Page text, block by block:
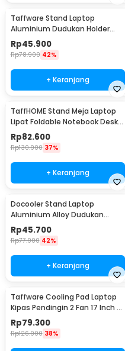
Taffware Stand Laptop
Aluminium Dudukan Holder
Foldable Portable - IV012
Rp45.900
Rp78.900 42%
+ Keranjang
TaffHOME Stand Meja Laptop
Lipat Foldable Notebook Desk
Table - BC60
Rp82.600
Rp130.900 37%
+ Keranjang
Docooler Stand Laptop
Aluminium Alloy Dudukan
Holder Foldable 7 Level - N7
Rp45.700
Rp77.900 42%
+ Keranjang
Taffware Cooling Pad Laptop
Kipas Pendingin 2 Fan 17 Inch -
N99
Rp79.300
Rp126.900 38%